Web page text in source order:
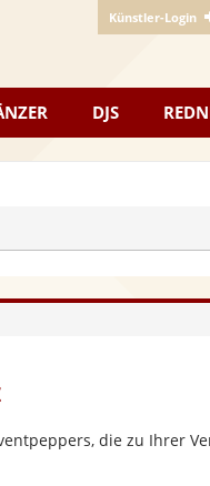
Künstler-Login
DJS
die zu Ihrer